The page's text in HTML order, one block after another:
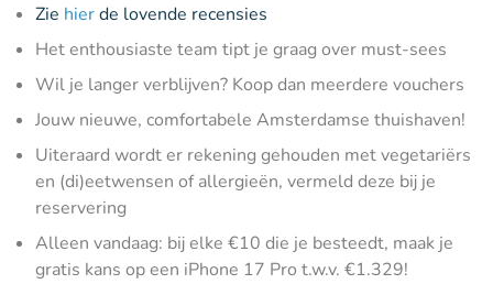
Zie hierde lovende recensies
Het enthousiaste team tipt je graag over must-sees
Wil je langer verblijven? Koop dan meerdere vouchers
Jouw nieuwe, comfortabele Amsterdamse thuishaven!
Uiteraard wordt er rekening gehouden met vegetariërs
en (di)eetwensen of allergieën, vermeld deze bij je
reservering
Alleen vandaag: bij elke €10 die je besteedt, maak je
gratis kans op een iPhone 17 Pro t.w.v. €1.329!